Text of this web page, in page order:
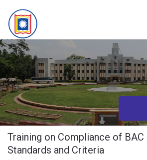
content
Training on Compliance of
Standards and Criteria